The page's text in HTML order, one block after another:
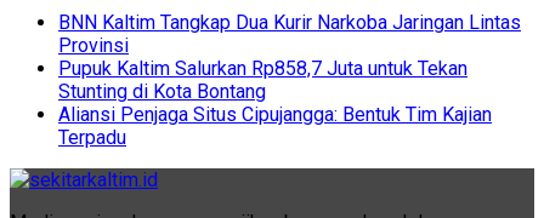
BNN Kaltim Tangkap Dua Kurir Narkoba Jaringan Lintas
Provinsi
Pupuk Kaltim Salurkan Rp858,7 Juta untuk Tekan
Stunting di Kota Bontang
Aliansi Penjaga Situs Cipujangga: Bentuk Tim Kajian
Terpadu